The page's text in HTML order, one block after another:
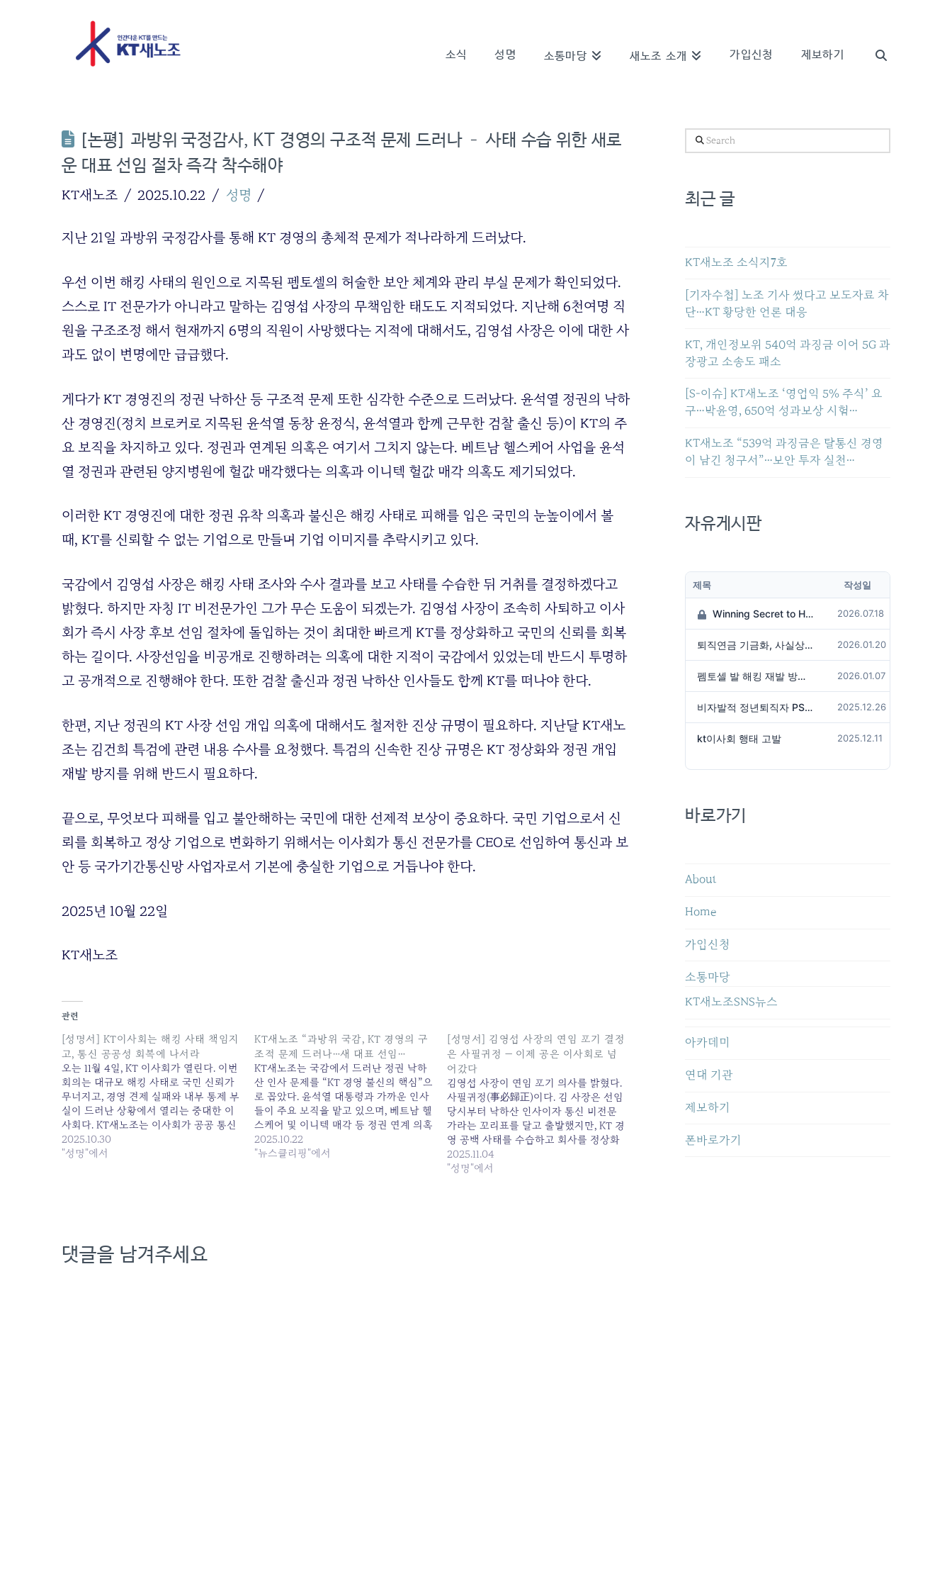
소식 성명 소통마당 새노조 소개 가입신청 제보하기
[논평] 과방위 국정감사, KT 경영의 구조적 문제 드러나 – 사태 수습 위한 새로
운 대표 선임 절차 즉각 착수해야
KT새노조 2025.10.22 성명
지난 21일 과방위 국정감사를 통해 KT 경영의 총체적 문제가 적나라하게 드러났다.
우선 이번 해킹 사태의 원인으로 지목된 펨토셀의 허술한 보안 체계와 관리 부실 문제가 확인되었다.
스스로 IT 전문가가 아니라고 말하는 김영섭 사장의 무책임한 태도도 지적되었다. 지난해 6천여명 직
원을 구조조정 해서 현재까지 6명의 직원이 사망했다는 지적에 대해서도, 김영섭 사장은 이에 대한 사
과도 없이 변명에만 급급했다.
게다가 KT 경영진의 정권 낙하산 등 구조적 문제 또한 심각한 수준으로 드러났다. 윤석열 정권의 낙하
산 경영진(정치 브로커로 지목된 윤석열 동창 윤정식, 윤석열과 함께 근무한 검찰 출신 등)이 KT의 주
요 보직을 차지하고 있다. 정권과 연계된 의혹은 여기서 그치지 않는다. 베트남 헬스케어 사업을 윤석
열 정권과 관련된 양지병원에 헐값 매각했다는 의혹과 이니텍 헐값 매각 의혹도 제기되었다.
이러한 KT 경영진에 대한 정권 유착 의혹과 불신은 해킹 사태로 피해를 입은 국민의 눈높이에서 볼
때, KT를 신뢰할 수 없는 기업으로 만들며 기업 이미지를 추락시키고 있다.
국감에서 김영섭 사장은 해킹 사태 조사와 수사 결과를 보고 사태를 수습한 뒤 거취를 결정하겠다고
밝혔다. 하지만 자칭 IT 비전문가인 그가 무슨 도움이 되겠는가. 김영섭 사장이 조속히 사퇴하고 이사
회가 즉시 사장 후보 선임 절차에 돌입하는 것이 최대한 빠르게 KT를 정상화하고 국민의 신뢰를 회복
하는 길이다. 사장선임을 비공개로 진행하려는 의혹에 대한 지적이 국감에서 있었는데 반드시 투명하
고 공개적으로 진행해야 한다. 또한 검찰 출신과 정권 낙하산 인사들도 함께 KT를 떠나야 한다.
한편, 지난 정권의 KT 사장 선임 개입 의혹에 대해서도 철저한 진상 규명이 필요하다. 지난달 KT새노
조는 김건희 특검에 관련 내용 수사를 요청했다. 특검의 신속한 진상 규명은 KT 정상화와 정권 개입
재발 방지를 위해 반드시 필요하다.
끝으로, 무엇보다 피해를 입고 불안해하는 국민에 대한 선제적 보상이 중요하다. 국민 기업으로서 신
뢰를 회복하고 정상 기업으로 변화하기 위해서는 이사회가 통신 전문가를 CEO로 선임하여 통신과 보
안 등 국가기간통신망 사업자로서 기본에 충실한 기업으로 거듭나야 한다.
2025년 10월 22일
KT새노조
관련
[성명서] KT이사회는 해킹 사태 책임지
고, 통신 공공성 회복에 나서라
오는 11월 4일, KT 이사회가 열린다. 이번
회의는 대규모 해킹 사태로 국민 신뢰가
무너지고, 경영 견제 실패와 내부 통제 부
실이 드러난 상황에서 열리는 중대한 이
사회다. KT새노조는 이사회가 공공 통신
기업으로서의 책임을 다하기 위해 다음
과 같은 조치를 즉시 이행할 것을 요구한
2025.10.30
"성명"에서
KT새노조 “과방위 국감, KT 경영의 구
조적 문제 드러나…새 대표 선임…
KT새노조는 국감에서 드러난 정권 낙하
산 인사 문제를 “KT 경영 불신의 핵심”으
로 꼽았다. 윤석열 대통령과 가까운 인사
들이 주요 보직을 맡고 있으며, 베트남 헬
스케어 및 이니텍 매각 등 정권 연계 의혹
도 해명돼야... 원본 기사: KT새노조 “과
방위 국감, KT 경영의 구조적 문제 드러
2025.10.22
"뉴스클리핑"에서
[성명서] 김영섭 사장의 연임 포기 결정
은 사필귀정 — 이제 공은 이사회로 넘
어갔다
김영섭 사장이 연임 포기 의사를 밝혔다.
사필귀정(事必歸正)이다. 김 사장은 선임
당시부터 낙하산 인사이자 통신 비전문
가라는 꼬리표를 달고 출발했지만, KT 경
영 공백 사태를 수습하고 회사를 정상화
할 것이라는 최소한의 기대는 있었다. 그
러나 불과 3년도 되지 않은 임기 동안 KT
2025.11.04
"성명"에서
댓글을 남겨주세요
Search
최근 글
KT새노조 소식지7호
[기자수첩] 노조 기사 썼다고 보도자료 차
단…KT 황당한 언론 대응
KT, 개인정보위 540억 과징금 이어 5G 과
장광고 소송도 패소
[S-이슈] KT새노조 ‘영업익 5% 주식’ 요
구…박윤영, 650억 성과보상 시험…
KT새노조 “539억 과징금은 탈통신 경영
이 남긴 청구서”…보안 투자 실천…
자유게시판
제목 작성일
Winning Secret to Hit the Jackpot! 2026.07.18
퇴직연금 기금화, 사실상 국가가 관리하겠다는 것인가? 2026.01.20
펨토셀 발 해킹 재발 방지 위해서는 2026.01.07
비자발적 정년퇴직자 PS성과급 미지급은 임금체불 아닌가? 2025.12.26
kt이사회 행태 고발 2025.12.11
바로가기
About
Home
가입신청
소통마당
KT새노조SNS뉴스
아카데미
연대 기관
제보하기
폰바로가기